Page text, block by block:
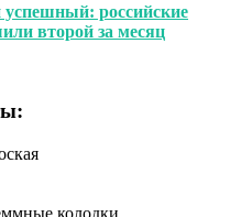
российские
второй за месяц